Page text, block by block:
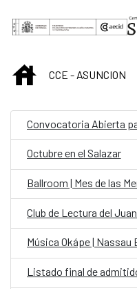
Saltar al contenido
INICIOCCE - ASUNCION
Octubre en el Salazar
Ballroom | Mes de las
Club de Lectura del
Música Okápe | Nassau